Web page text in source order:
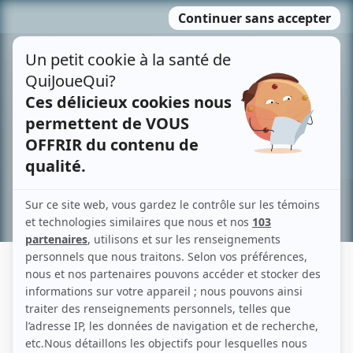
MENU
contenu
Recherche avancée »
KATTIA THONY
Liens
Fiche de Kattia Thony sur Showbizz.net